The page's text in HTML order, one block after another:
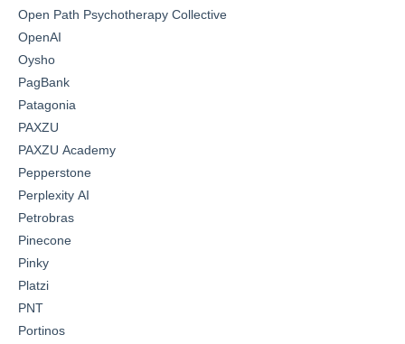
Open Path Psychotherapy Collective
OpenAI
Oysho
PagBank
Patagonia
PAXZU
PAXZU Academy
Pepperstone
Perplexity AI
Petrobras
Pinecone
Pinky
Platzi
PNT
Portinos